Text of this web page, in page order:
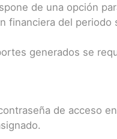
de una opción
financiera del periodo
generados se
de acceso